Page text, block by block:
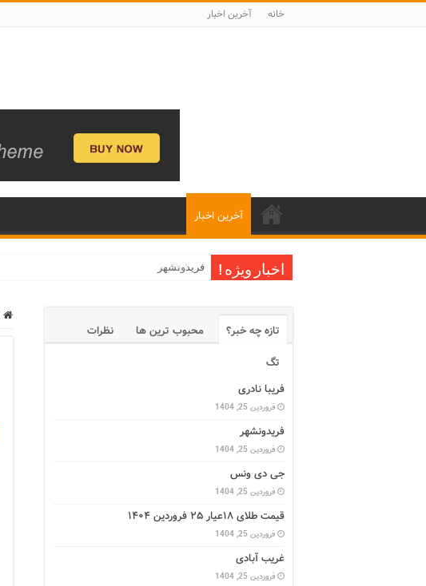
خانه آخرین اخبار
آخرین اخبار
اخبار ویژه ! فریدونشهر
تازه چه خبر؟ محبوب ترین ها
نظرات
تگ
فریبا نادری
فروردین 25, 1404
فریدونشهر
فروردین 25, 1404
جی دی ونس
فروردین 25, 1404
قیمت طلای ۱۸عیار ۲۵ فروردین ۱۴۰۴
فروردین 25, 1404
غریب آبادی
فروردین 25, 1404